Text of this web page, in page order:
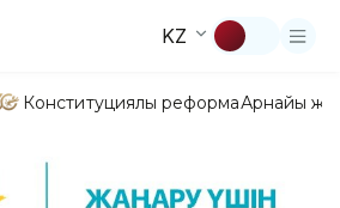
KZ
Конституциялық реформаАрнайы